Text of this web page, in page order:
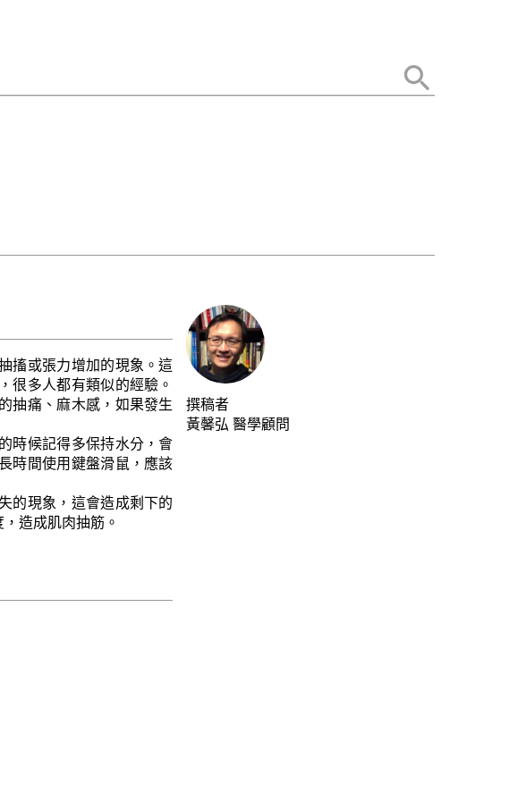
搐或張力增加的現象。這
很多人都有類似的經驗。
抽痛、麻木感，如果發生
時候記得多保持水分，會
時間使用鍵盤滑鼠，應該
的現象，這會造成剩下的
造成肌肉抽筋。
撰稿者
黃馨弘 醫學顧問